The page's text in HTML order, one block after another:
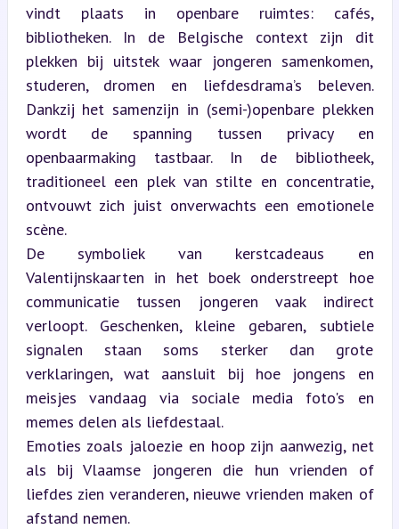
vindt plaats in openbare ruimtes: cafés,
bibliotheken. In de Belgische context zijn dit
plekken bij uitstek waar jongeren samenkomen,
studeren, dromen en liefdesdrama’s beleven.
Dankzij het samenzijn in (semi-)openbare plekken
wordt de spanning tussen privacy en
openbaarmaking tastbaar. In de bibliotheek,
traditioneel een plek van stilte en concentratie,
ontvouwt zich juist onverwachts een emotionele
scène.
De symboliek van kerstcadeaus en
Valentijnskaarten in het boek onderstreept hoe
communicatie tussen jongeren vaak indirect
verloopt. Geschenken, kleine gebaren, subtiele
signalen staan soms sterker dan grote
verklaringen, wat aansluit bij hoe jongens en
meisjes vandaag via sociale media foto's en
memes delen als liefdestaal.
Emoties zoals jaloezie en hoop zijn aanwezig, net
als bij Vlaamse jongeren die hun vrienden of
liefdes zien veranderen, nieuwe vrienden maken of
afstand nemen.